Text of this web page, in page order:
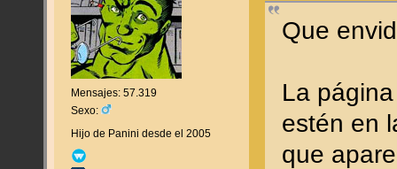
Mensajes: 57.319
Sexo:
Hijo de Panini desde el 2005
Que
La
estén en
que